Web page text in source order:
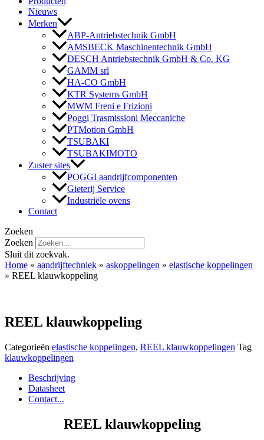
Nieuws
Merken
ABP-Antriebstechnik GmbH
AMSBECK Maschinentechnik GmbH
DESCH Antriebstechnik GmbH & Co. KG
GAMM srl
HA-CO GmbH
KTR Systems GmbH
MWM Freni e Frizioni
Poggi Trasmissioni Meccaniche
PTMotion GmbH
TSUBAKI
TSUBAKIMOTO
Zuster sites
POGGI aandrijfcomponenten
Gieterij Service
Industriële ovens
Contact
Zoeken
Zoeken
Sluit dit zoekvak.
Home » aandrijftechniek » askoppelingen » elastische koppelingen
» REEL klauwkoppeling
REEL klauwkoppeling
Categorieën elastische koppelingen, REEL klauwkoppelingen Tag
klauwkoppelingen
Beschrijving
Datasheet
Contact...
REEL klauwkoppeling